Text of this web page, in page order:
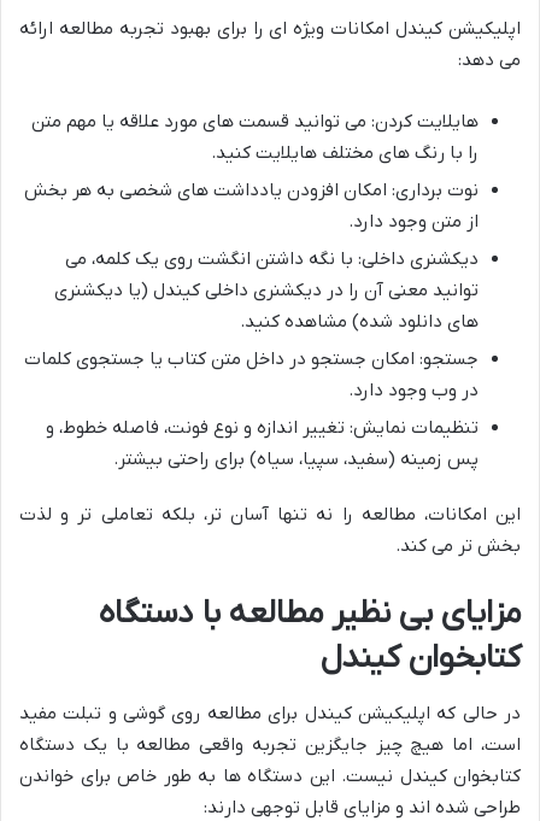
اپلیکیشن کیندل امکانات ویژه ای را برای بهبود تجربه مطالعه ارائه
می دهد:
هایلایت کردن: می توانید قسمت های مورد علاقه یا مهم متن
را با رنگ های مختلف هایلایت کنید.
نوت برداری: امکان افزودن یادداشت های شخصی به هر بخش
از متن وجود دارد.
دیکشنری داخلی: با نگه داشتن انگشت روی یک کلمه، می
توانید معنی آن را در دیکشنری داخلی کیندل (یا دیکشنری
های دانلود شده) مشاهده کنید.
جستجو: امکان جستجو در داخل متن کتاب یا جستجوی کلمات
در وب وجود دارد.
تنظیمات نمایش: تغییر اندازه و نوع فونت، فاصله خطوط، و
پس زمینه (سفید، سپیا، سیاه) برای راحتی بیشتر.
این امکانات، مطالعه را نه تنها آسان تر، بلکه تعاملی تر و لذت
بخش تر می کند.
مزایای بی نظیر مطالعه با دستگاه
کتابخوان کیندل
در حالی که اپلیکیشن کیندل برای مطالعه روی گوشی و تبلت مفید
است، اما هیچ چیز جایگزین تجربه واقعی مطالعه با یک دستگاه
کتابخوان کیندل نیست. این دستگاه ها به طور خاص برای خواندن
طراحی شده اند و مزایای قابل توجهی دارند: